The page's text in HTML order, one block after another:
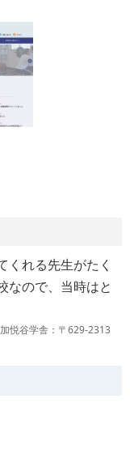
くれる先生がたく
なので、当時はと
悦谷学舎：〒629-2313